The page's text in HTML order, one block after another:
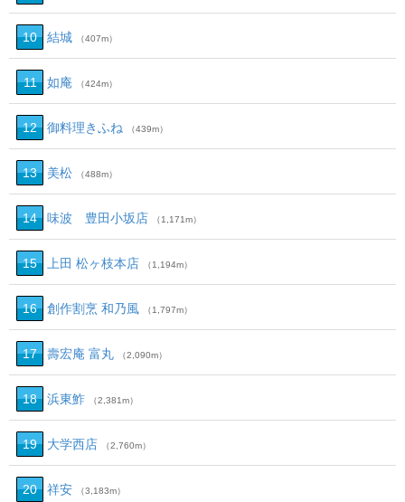
10 結城 （407m）
11 如庵 （424m）
12 御料理きふね （439m）
13 美松 （488m）
14 味波 豊田小坂店 （1,171m）
15 上田 松ヶ枝本店 （1,194m）
16 創作割烹 和乃風 （1,797m）
17 壽宏庵 富丸 （2,090m）
18 浜東鮓 （2,381m）
19 大学西店 （2,760m）
20 祥安 （3,183m）